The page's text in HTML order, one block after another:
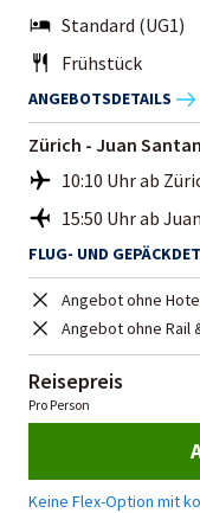
Standard (UG1)
Frühstück
ANGEBOTSDETAILS
Zürich - Juan
10:10 Uhr ab
15:50 Uhr ab
FLUG- UND
Angebot ohne
Angebot ohne Rail
Reisepreis
Pro Person
Keine Flex-Option mit